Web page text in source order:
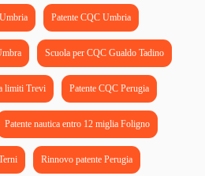
Patente CQC Umbria
Scuola per CQC Gualdo Tadino
limiti Trevi Patente CQC Perugia
Patente nautica entro 12 miglia Foligno
Rinnovo patente Perugia